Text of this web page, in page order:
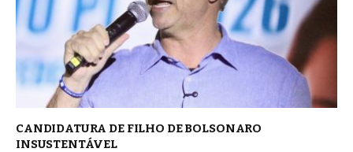
CANDIDATURA DE FILHO DE BOLSONARO
INSUSTENTÁVEL